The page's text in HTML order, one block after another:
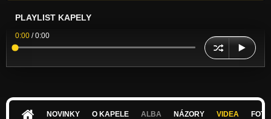
PLAYLIST KAPELY
0:00 /0:00
NOVINKY O KAPELE ALBA NÁZORY VIDEA